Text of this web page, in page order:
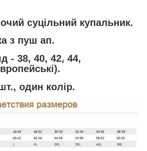
суцільний купальник.
з пуш ап.
- 38, 40, 42, 44,
один колір.